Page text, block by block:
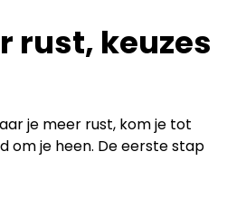
rust, keuzes
je meer rust, kom je tot
om je heen. De eerste stap